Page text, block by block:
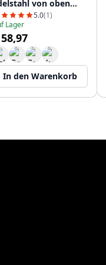
von oben
PS9010-02
5.0(1)
Lager
In den Warenkorb